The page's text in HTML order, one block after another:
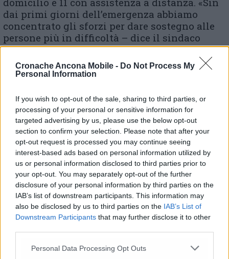
Cronache Ancona Mobile - Do Not Process My
Personal Information
If you wish to opt-out of the sale, sharing to third parties, or
processing of your personal or sensitive information for
targeted advertising by us, please use the below opt-out
section to confirm your selection. Please note that after your
opt-out request is processed you may continue seeing
interest-based ads based on personal information utilized by
us or personal information disclosed to third parties prior to
your opt-out. You may separately opt-out of the further
disclosure of your personal information by third parties on the
IAB’s list of downstream participants. This information may
also be disclosed by us to third parties on the IAB’s List of
Downstream Participants that may further disclose it to other
Personal Data Processing Opt Outs
dai primi giorni dell’emergenza abbiamo
concentrato gli sforzi per dare sostegno alle
persone più in difficoltà – dice il sindaco
Stefania Signorini -. Abbiamo messo in campo
misure straordinarie, che hanno richiesto un
importante impegno organizzativo ed
cittadini con fragilità un segno concreto di
vicinanza. Servizi come la consegna a
domicilio di pasti, spesa e farmaci hanno
avuto allo stesso tempo l’obiettivo di limitare
le occasioni di contagio, perché hanno
permesso alle persone, specie quelle più a
rischio, di restare nelle loro case nella fase
più acuta della pandemia».
© RIPRODUZIONE RISERVATA
Vai alla home